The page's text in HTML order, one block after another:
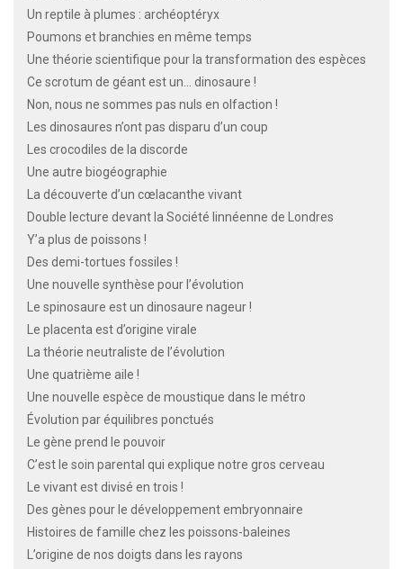
Un reptile à plumes : archéoptéryx
Poumons et branchies en même temps
Une théorie scientifique pour la transformation des espèces
Ce scrotum de géant est un… dinosaure !
Non, nous ne sommes pas nuls en olfaction !
Les dinosaures n’ont pas disparu d’un coup
Les crocodiles de la discorde
Une autre biogéographie
La découverte d’un cœlacanthe vivant
Double lecture devant la Société linnéenne de Londres
Y’a plus de poissons !
Des demi-tortues fossiles !
Une nouvelle synthèse pour l’évolution
Le spinosaure est un dinosaure nageur !
Le placenta est d’origine virale
La théorie neutraliste de l’évolution
Une quatrième aile !
Une nouvelle espèce de moustique dans le métro
Évolution par équilibres ponctués
Le gène prend le pouvoir
C’est le soin parental qui explique notre gros cerveau
Le vivant est divisé en trois !
Des gènes pour le développement embryonnaire
Histoires de famille chez les poissons-baleines
L’origine de nos doigts dans les rayons